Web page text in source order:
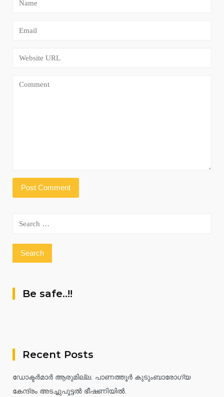
Search
Be safe..!!
Recent Posts
ഡോക്ടർമാർ ആരുമില്ല. പാണത്തൂർ കുടുംബാരോഗ്യ
കേന്ദ്രം അടച്ചുപൂട്ടൽ ഭീഷണിയിൽ.